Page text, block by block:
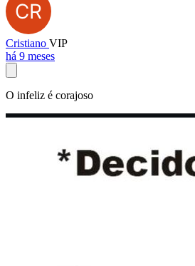
Cristiano VIP
há 9 meses
O infeliz é corajoso